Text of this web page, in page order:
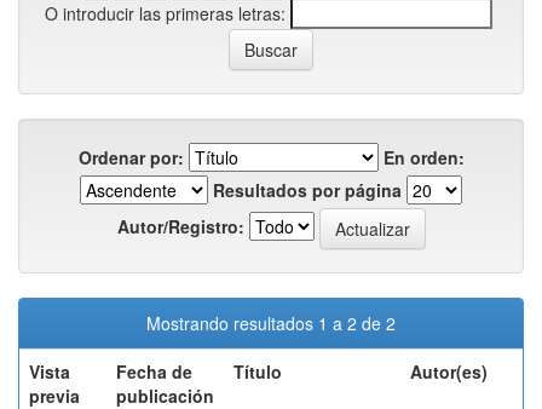
O introducir las primeras letras:
Ordenar por:
En orden:
Resultados por página
Autor/Registro:
Mostrando resultados 1 a 2 de 2
Vista
previa
Fecha de
publicación
Título Autor(es)